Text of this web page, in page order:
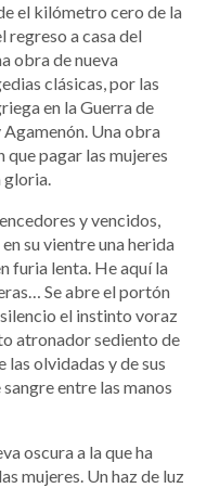
el kilómetro cero de la
regreso a casa del
obra de nueva
clásicas, por las
en la Guerra de
Una obra
pagar las mujeres
gloria.
y vencidos,
su vientre una herida
furia lenta. He aquí la
Se abre el portón
el instinto voraz
atronador sediento de
las olvidadas y de sus
entre las manos
oscura a la que ha
mujeres. Un haz de luz